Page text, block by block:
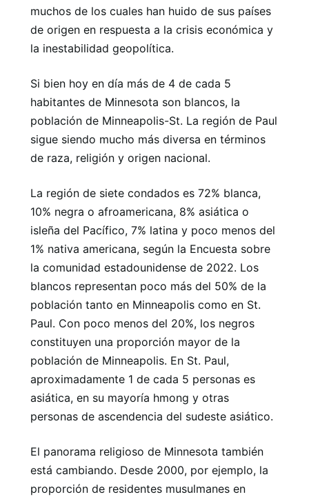
muchos de los cuales han huido de sus países
de origen en respuesta a la crisis económica y
la inestabilidad geopolítica.
Si bien hoy en día más de 4 de cada 5
habitantes de Minnesota son blancos, la
población de Minneapolis-St. La región de Paul
sigue siendo mucho más diversa en términos
de raza, religión y origen nacional.
La región de siete condados es 72% blanca,
10% negra o afroamericana, 8% asiática o
isleña del Pacífico, 7% latina y poco menos del
1% nativa americana, según la Encuesta sobre
la comunidad estadounidense de 2022. Los
blancos representan poco más del 50% de la
población tanto en Minneapolis como en St.
Paul. Con poco menos del 20%, los negros
constituyen una proporción mayor de la
población de Minneapolis. En St. Paul,
aproximadamente 1 de cada 5 personas es
asiática, en su mayoría hmong y otras
personas de ascendencia del sudeste asiático.
El panorama religioso de Minnesota también
está cambiando. Desde 2000, por ejemplo, la
proporción de residentes musulmanes en